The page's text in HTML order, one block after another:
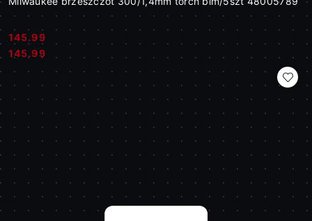
Cena:
145.99
Cena:
145.99